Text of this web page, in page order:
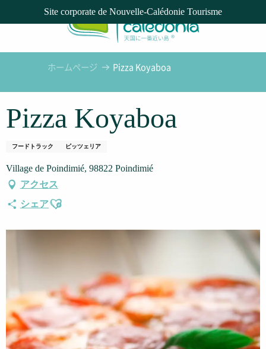
Site corporate de Nouvelle-Calédonie Tourisme
ホームページ Pizza Koyaboa
Pizza Koyaboa
フードトラック ピッツェリア
Village de Poindimié, 98822 Poindimié
アクセス
シェアAjouter aux favoris